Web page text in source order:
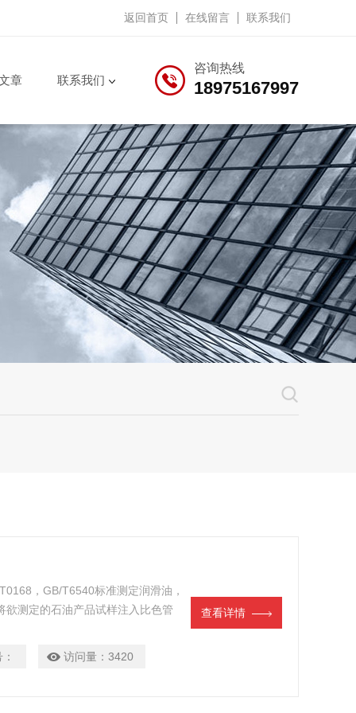
返回首页 在线留言 联系我们
咨询热线
18975167997
章 联系我们
，GB/T6540标准测定润滑油，
欲测定的石油产品试样注入比色管
访问量：3420
查看详情